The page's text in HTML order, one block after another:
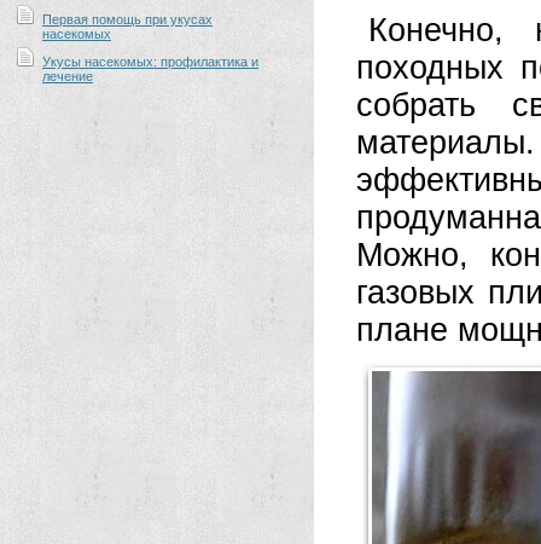
Первая помощь при укусах
насекомых
Укусы насекомых: профилактика и
лечение
Конечно,
походных
собрать
Можно,
газовых
плане